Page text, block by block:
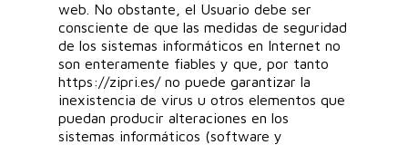
web. No obstante, el Usuario debe ser
consciente de que las medidas de seguridad
de los sistemas informáticos en Internet no
son enteramente fiables y que, por tanto
https://zipri.es/ no puede garantizar la
inexistencia de virus u otros elementos que
puedan producir alteraciones en los
sistemas informáticos (software y